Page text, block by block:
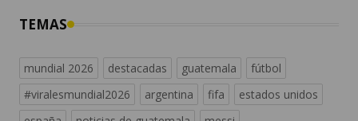
mundial 2026
españa
noticias de guatemala messi